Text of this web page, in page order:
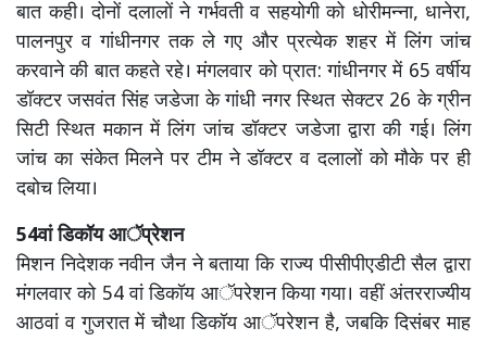
बात कही। दोनों दलालों ने गर्भवती व सहयोगी को धोरीमन्ना, धानेरा,
पालनपुर व गांधीनगर तक ले गए और प्रत्येक शहर में लिंग जांच
करवाने की बात कहते रहे। मंगलवार को प्रात: गांधीनगर में 65 वर्षीय
डॉक्टर जसवंत सिंह जडेजा के गांधी नगर स्थित सेक्टर 26 के ग्रीन
सिटी स्थित मकान में लिंग जांच डॉक्टर जडेजा द्वारा की गई। लिंग
जांच का संकेत मिलने पर टीम ने डॉक्टर व दलालों को मौके पर ही
दबोच लिया।
54वां डिकॉय आॅप्रेशन
मिशन निदेशक नवीन जैन ने बताया कि राज्य पीसीपीएडीटी सैल द्वारा
मंगलवार को 54 वां डिकॉय आॅपरेशन किया गया। वहीं अंतरराज्यीय
आठवां व गुजरात में चौथा डिकॉय आॅपरेशन है, जबकि दिसंबर माह